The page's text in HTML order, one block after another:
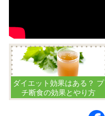
ダイエット効果はある？ プ
チ断食の効果とやり方